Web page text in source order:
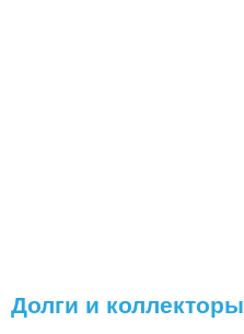
Долги и коллекторы